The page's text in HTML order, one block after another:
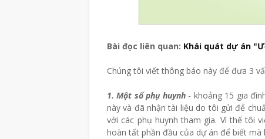
Bài đọc liên quan: Khái quát dự án
Chúng tôi viết thông báo này để đưa 3
1. Một số phụ huynh- khoảng 15 gia
này và đã nhận tài liệu do tôi gửi để
với các phụ huynh tham gia. Vì thế tôi
hoàn tất phần đầu của dự án để biết mà